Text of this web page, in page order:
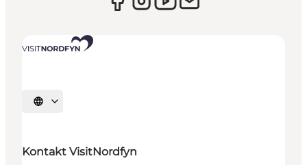
Sprache auswählen
Kontakt VisitNordfyn